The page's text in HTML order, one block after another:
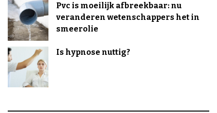
Pvc is moeilijk afbreekbaar: nu
veranderen wetenschappers het in
smeerolie
Is hypnose nuttig?